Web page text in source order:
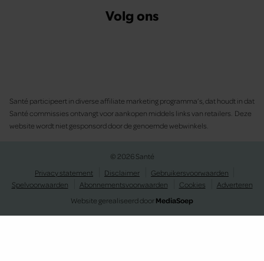
Volg ons
Santé participeert in diverse affiliate marketing programma’s, dat houdt in dat
Santé commissies ontvangt voor aankopen middels links van retailers. Deze
website wordt niet gesponsord door de genoemde webwinkels.
© 2026 Santé
Privacy statement
Disclaimer
Gebruikersvoorwaarden
Spelvoorwaarden
Abonnementsvoorwaarden Cookies
Adverteren
Website gerealiseerd doorMediaSoep